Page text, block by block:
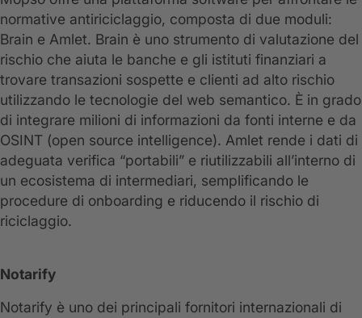
normative antiriciclaggio, composta di due moduli:
Brain e Amlet. Brain è uno strumento di valutazione del
rischio che aiuta le banche e gli istituti finanziari a
trovare transazioni sospette e clienti ad alto rischio
utilizzando le tecnologie del web semantico. È in grado
di integrare milioni di informazioni da fonti interne e da
OSINT (open source intelligence). Amlet rende i dati di
adeguata verifica “portabili” e riutilizzabili all’interno di
un ecosistema di intermediari, semplificando le
procedure di onboarding e riducendo il rischio di
riciclaggio.
Notarify
Notarify è uno dei principali fornitori internazionali di